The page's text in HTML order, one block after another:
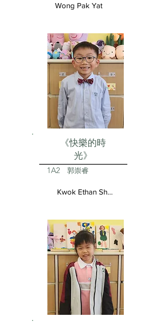
Wong Pak Yat
《快樂的時
光》
1A2 郭崇睿
Kwok Ethan Shun Yui